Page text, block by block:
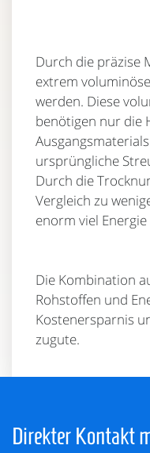
Durch die präzise
extrem
werden. Diese
benötigen nur die
ursprüngliche
Durch die
Vergleich zu
enorm viel
Die Kombination
Rohstoffen und
Kostenersparnis
zugute.
Direkter Kontakt